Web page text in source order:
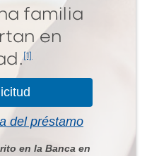
familia
en
[1]
del préstamo
en la Banca en